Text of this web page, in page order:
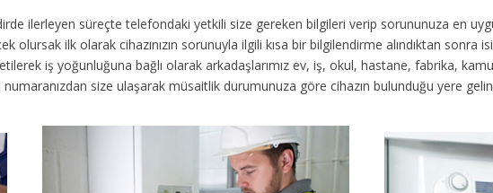
ilerleyen süreçte telefondaki yetkili size gereken bilgileri verip sorununuza en
olursak ilk olarak cihazınızın sorunuyla ilgili kısa bir bilgilendirme alındıktan sonra
iş yoğunluğuna bağlı olarak arkadaşlarımız ev, iş, okul, hastane, fabrika,
size ulaşarak müsaitlik durumunuza göre cihazın bulunduğu yere